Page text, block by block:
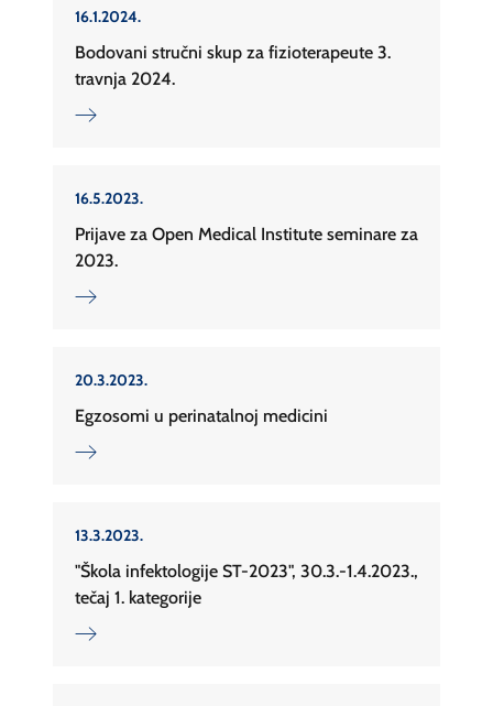
16.1.2024.
Bodovani stručni skup za fizioterapeute 3.
travnja 2024.
16.5.2023.
Prijave za Open Medical Institute seminare za
2023.
20.3.2023.
Egzosomi u perinatalnoj medicini
13.3.2023.
"Škola infektologije ST-2023", 30.3.-1.4.2023.,
tečaj 1. kategorije